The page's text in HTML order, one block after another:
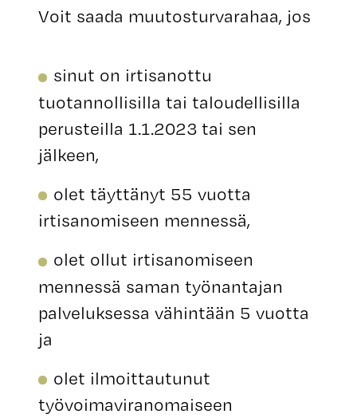
Voit saada muutosturvarahaa, jos
sinut on irtisanottu
tuotannollisilla tai taloudellisilla
perusteilla 1.1.2023 tai sen
jälkeen,
olet täyttänyt 55 vuotta
irtisanomiseen mennessä,
olet ollut irtisanomiseen
mennessä saman työnantajan
palveluksessa vähintään 5 vuotta
ja
olet ilmoittautunut
työvoimaviranomaiseen